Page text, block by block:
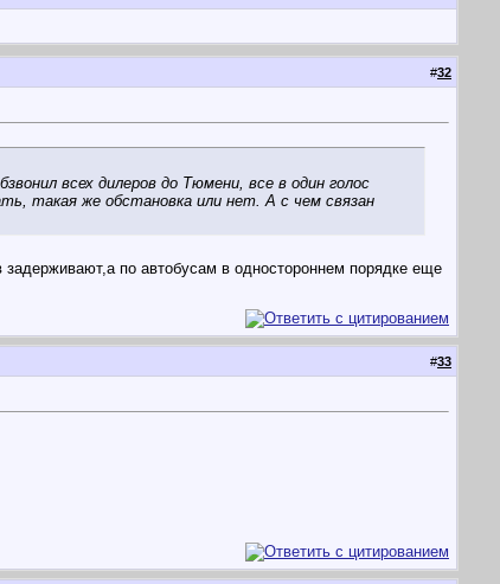
#32
всех дилеров до Тюмени, все в один голос
такая же обстановка или нет. А с чем связан
по автобусам в одностороннем порядке еще
#33